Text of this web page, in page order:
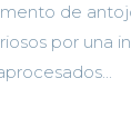
de
por una